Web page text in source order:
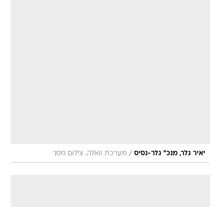
יאיר גלר, מנכ" גלר-נסיס / מערכת וואלה, צילום מסך